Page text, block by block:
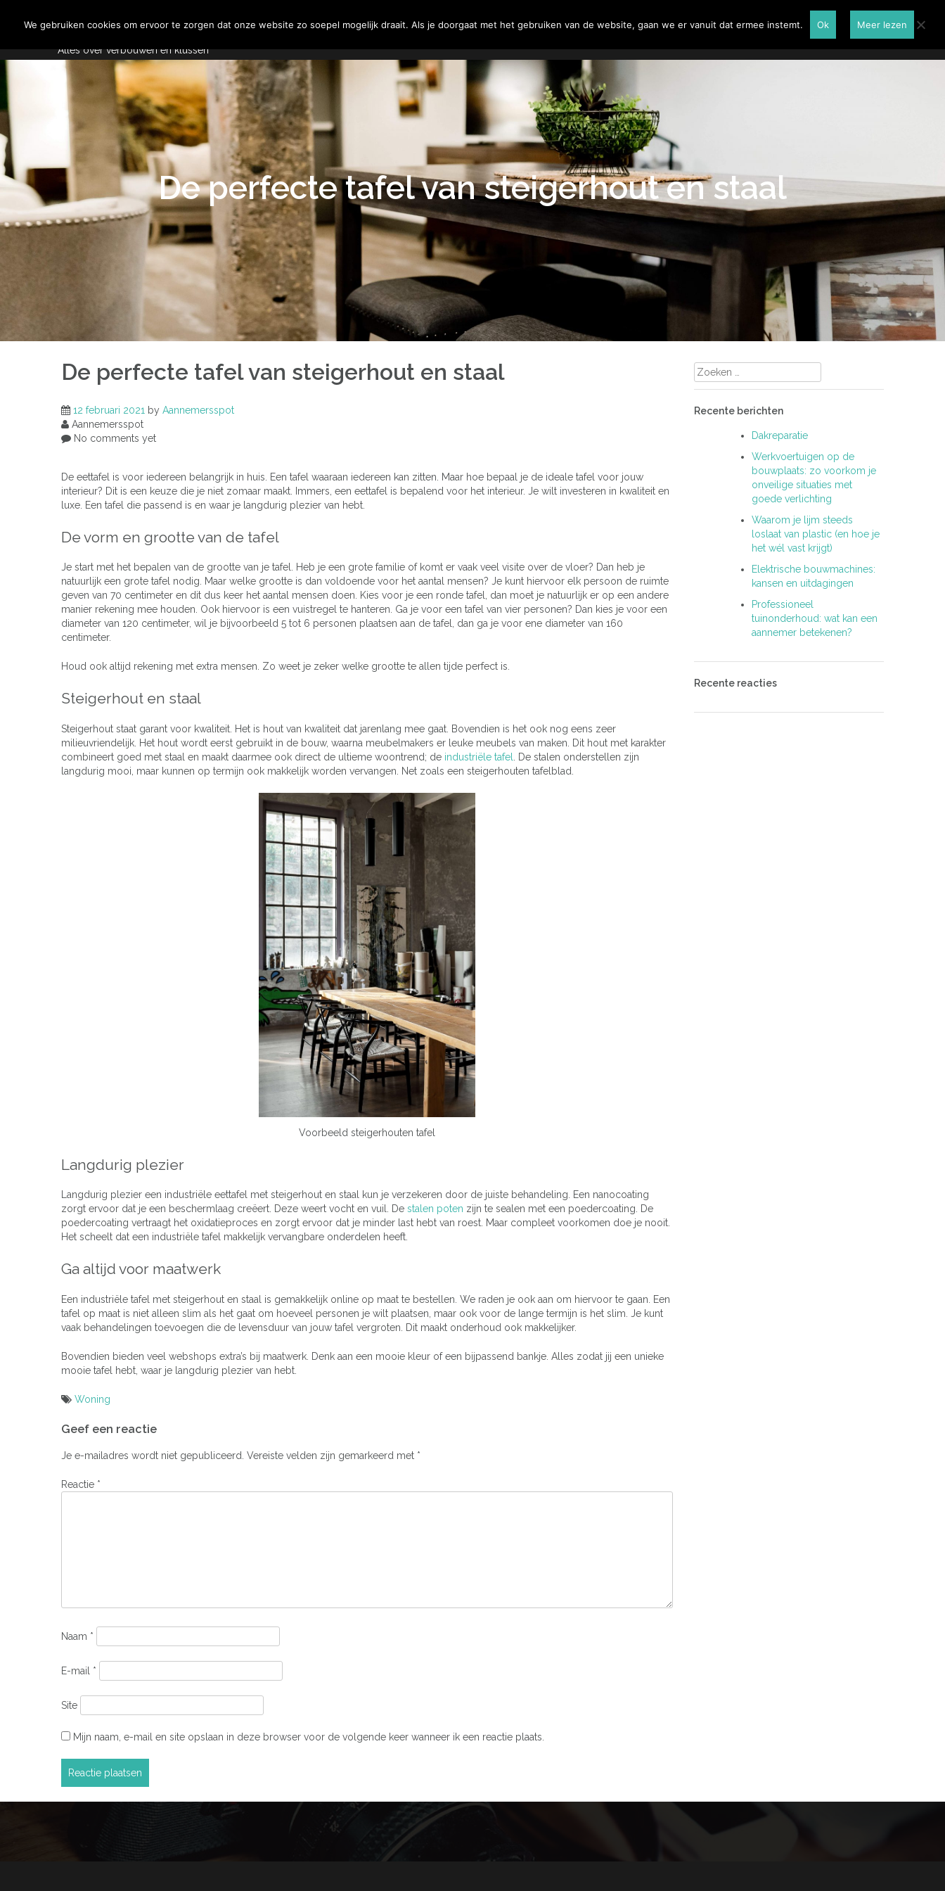
Aannemersspot
Alles over verbouwen en klussen
Tuin Woning Klussen Renovatie Contactformulier
De perfecte tafel van steigerhout en staal
De perfecte tafel van steigerhout en staal
12 februari 2021 by Aannemersspot
Aannemersspot
No comments yet
De eettafel is voor iedereen belangrijk in huis. Een tafel waaraan iedereen kan zitten. Maar hoe bepaal je de ideale tafel voor jouw
interieur? Dit is een keuze die je niet zomaar maakt. Immers, een eettafel is bepalend voor het interieur. Je wilt investeren in kwaliteit en
luxe. Een tafel die passend is en waar je langdurig plezier van hebt.
De vorm en grootte van de tafel
Je start met het bepalen van de grootte van je tafel. Heb je een grote familie of komt er vaak veel visite over de vloer? Dan heb je
natuurlijk een grote tafel nodig. Maar welke grootte is dan voldoende voor het aantal mensen? Je kunt hiervoor elk persoon de ruimte
geven van 70 centimeter en dit dus keer het aantal mensen doen. Kies voor je een ronde tafel, dan moet je natuurlijk er op een andere
manier rekening mee houden. Ook hiervoor is een vuistregel te hanteren. Ga je voor een tafel van vier personen? Dan kies je voor een
diameter van 120 centimeter, wil je bijvoorbeeld 5 tot 6 personen plaatsen aan de tafel, dan ga je voor ene diameter van 160
centimeter.
Houd ook altijd rekening met extra mensen. Zo weet je zeker welke grootte te allen tijde perfect is.
Steigerhout en staal
Steigerhout staat garant voor kwaliteit. Het is hout van kwaliteit dat jarenlang mee gaat. Bovendien is het ook nog eens zeer
milieuvriendelijk. Het hout wordt eerst gebruikt in de bouw, waarna meubelmakers er leuke meubels van maken. Dit hout met karakter
combineert goed met staal en maakt daarmee ook direct de ultieme woontrend; de industriële tafel
. De stalen onderstellen zijn
langdurig mooi, maar kunnen op termijn ook makkelijk worden vervangen. Net zoals een steigerhouten tafelblad.
Voorbeeld steigerhouten tafel
Langdurig plezier
Langdurig plezier een industriële eettafel met steigerhout en staal kun je verzekeren door de juiste behandeling. Een nanocoating
zorgt ervoor dat je een beschermlaag creëert. Deze weert vocht en vuil. De stalen poten zijn te sealen met een poedercoating. De
poedercoating vertraagt het oxidatieproces en zorgt ervoor dat je minder last hebt van roest. Maar compleet voorkomen doe je nooit.
Het scheelt dat een industriële tafel makkelijk vervangbare onderdelen heeft.
Ga altijd voor maatwerk
Een industriële tafel met steigerhout en staal is gemakkelijk online op maat te bestellen. We raden je ook aan om hiervoor te gaan. Een
tafel op maat is niet alleen slim als het gaat om hoeveel personen je wilt plaatsen, maar ook voor de lange termijn is het slim. Je kunt
vaak behandelingen toevoegen die de levensduur van jouw tafel vergroten. Dit maakt onderhoud ook makkelijker.
Bovendien bieden veel webshops extra’s bij maatwerk. Denk aan een mooie kleur of een bijpassend bankje. Alles zodat jij een unieke
mooie tafel hebt, waar je langdurig plezier van hebt.
Woning
navigatie
Geef een reactie
Je e-mailadres wordt niet gepubliceerd. Vereiste velden zijn gemarkeerd met *
Reactie *
Naam *
E-mail *
Site
Mijn naam, e-mail en site opslaan in deze browser voor de volgende keer wanneer ik een reactie plaats.
Zoeken
naar:
Recente berichten
Dakreparatie
Werkvoertuigen op de
bouwplaats: zo voorkom je
onveilige situaties met
goede verlichting
Waarom je lijm steeds
loslaat van plastic (en hoe je
het wél vast krijgt)
Elektrische bouwmachines:
kansen en uitdagingen
Professioneel
tuinonderhoud: wat kan een
aannemer betekenen?
Recente reacties
We gebruiken cookies om ervoor te zorgen dat onze website zo soepel mogelijk draait. Als je doorgaat met het gebruiken van de website, gaan we er vanuit dat ermee instemt. Ok Meer lezen